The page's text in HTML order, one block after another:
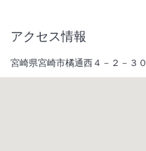
アクセス情報
宮崎県宮崎市橘通西４－２－３０